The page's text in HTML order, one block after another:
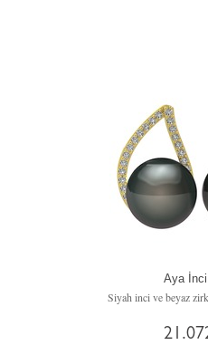
Aya
Siyah inci ve beyaz